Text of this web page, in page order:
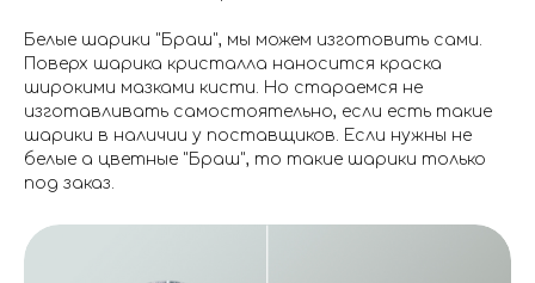
Белые шарики "Браш", мы можем изготовить сами.
Поверх шарика кристалла наносится краска
широкими мазками кисти. Но стараемся не
изготавливать самостоятельно, если есть такие
шарики в наличии у поставщиков. Если нужны не
белые а цветные "Браш", то такие шарики только
под заказ.